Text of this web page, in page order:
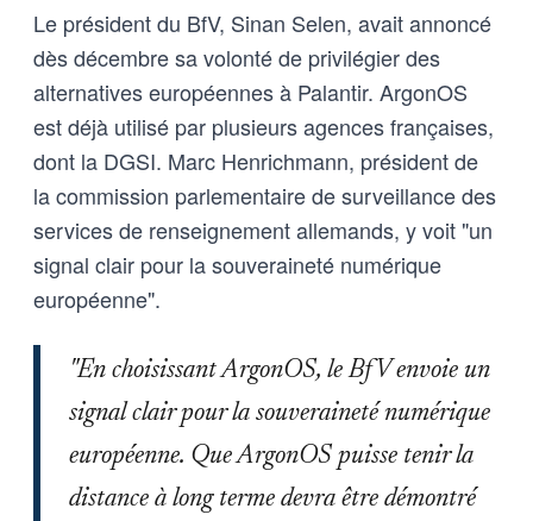
Le président du BfV, Sinan Selen, avait annoncé
dès décembre sa volonté de privilégier des
alternatives européennes à Palantir. ArgonOS
est déjà utilisé par plusieurs agences françaises,
dont la DGSI. Marc Henrichmann, président de
la commission parlementaire de surveillance des
services de renseignement allemands, y voit "un
signal clair pour la souveraineté numérique
européenne".
"En choisissant ArgonOS, le BfV envoie un
signal clair pour la souveraineté numérique
européenne. Que ArgonOS puisse tenir la
distance à long terme devra être démontré